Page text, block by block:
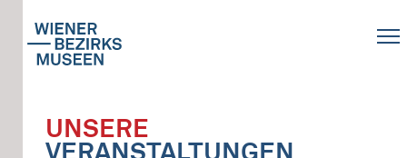
UNSERE
VERANSTALTUNGEN